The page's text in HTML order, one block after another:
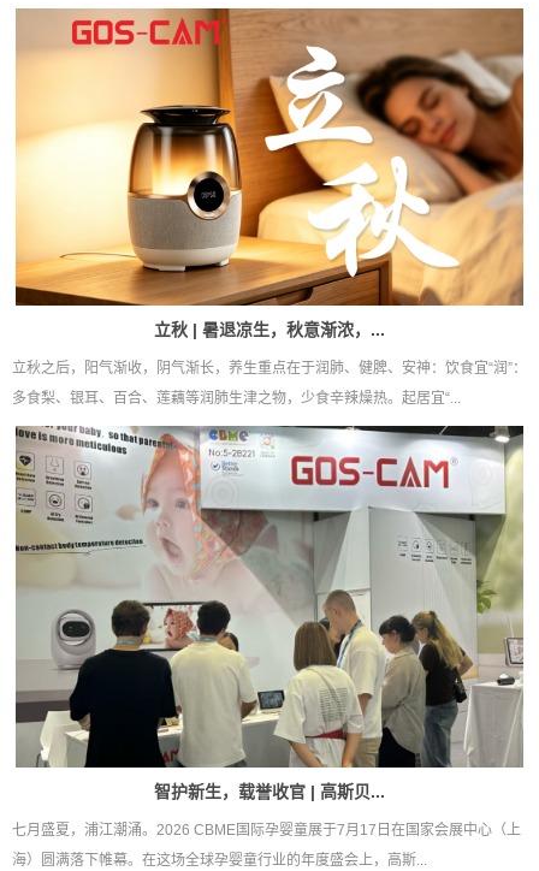
立秋 | 暑退凉生，秋意渐浓，...
立秋之后，阳气渐收，阴气渐长，养生重点在于润肺、健脾、安神：饮食宜“润”：
多食梨、银耳、百合、莲藕等润肺生津之物，少食辛辣燥热。起居宜“...
智护新生，载誉收官 | 高斯贝...
七月盛夏，浦江潮涌。2026 CBME国际孕婴童展于7月17日在国家会展中心（上
海）圆满落下帷幕。在这场全球孕婴童行业的年度盛会上，高斯...